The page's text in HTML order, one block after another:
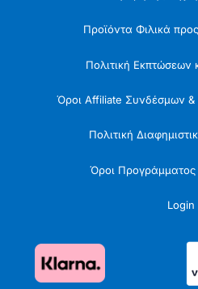
Προϊόντα Φιλικά
Πολιτική
Όροι Affiliate Συνδέσμων &
Πολιτική
Όροι Προγράμματος
Login